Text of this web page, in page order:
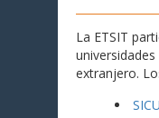
La ETSIT
extranjero.